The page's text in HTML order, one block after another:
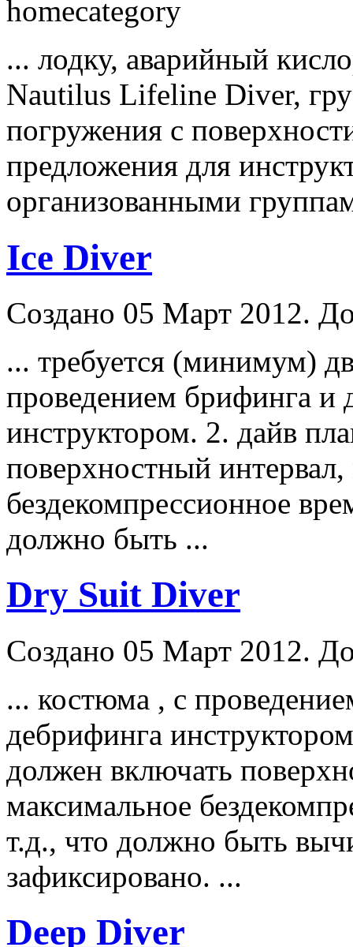
homecategory
... лодку, аварийный
Nautilus Lifeline Diver,
погружения с
предложения для
организованными
Ice Diver
Создано 05 Март 2012.
... требуется (минимум)
проведением брифинга и
инструктором. 2. дайв
поверхностный
бездекомпрессионное
должно быть ...
Dry Suit Diver
Создано 05 Март 2012.
... костюма , с
дебрифинга инструктор
должен включать
максимальное
т.д., что должно быть
зафиксировано. ...
Deep Diver